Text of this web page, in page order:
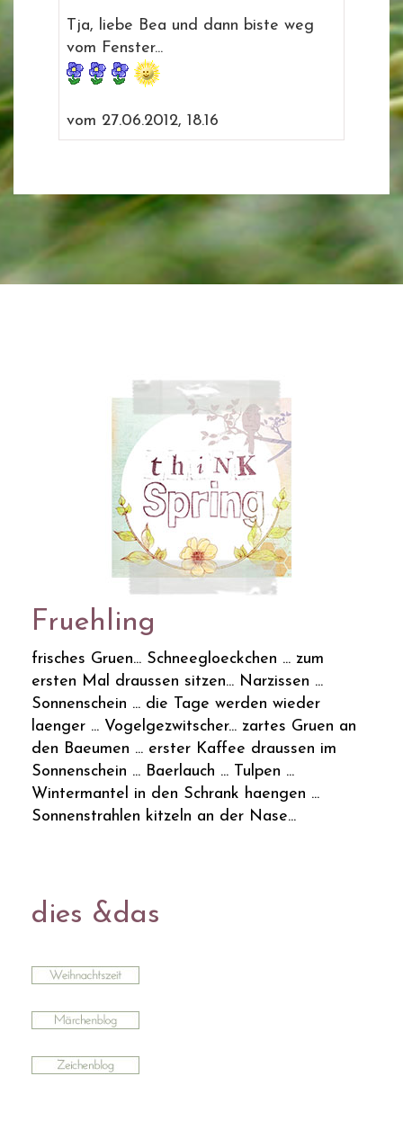
Tja, liebe Bea und dann biste weg
vom Fenster...
vom 27.06.2012, 18.16
Fruehling
frisches Gruen... Schneegloeckchen ... zum
ersten Mal draussen sitzen... Narzissen ...
Sonnenschein ... die Tage werden wieder
laenger ... Vogelgezwitscher... zartes Gruen an
den Baeumen ... erster Kaffee draussen im
Sonnenschein ... Baerlauch ... Tulpen ...
Wintermantel in den Schrank haengen ...
Sonnenstrahlen kitzeln an der Nase...
dies &das